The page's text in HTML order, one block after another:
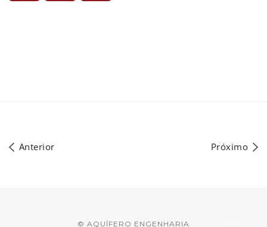
Anterior Próximo
© AQUÍFERO ENGENHARIA